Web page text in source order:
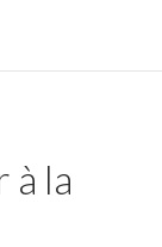
à la